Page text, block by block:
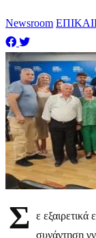
Newsroom
Σ
ε εξαιρετικά
συνάντηση